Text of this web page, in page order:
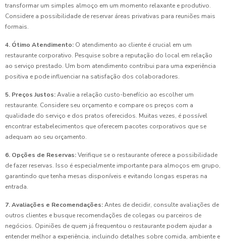
transformar um simples almoço em um momento relaxante e produtivo.
Considere a possibilidade de reservar áreas privativas para reuniões mais
formais.
4. Ótimo Atendimento: O atendimento ao cliente é crucial em um
restaurante corporativo. Pesquise sobre a reputação do local em relação
ao serviço prestado. Um bom atendimento contribui para uma experiência
positiva e pode influenciar na satisfação dos colaboradores.
5. Preços Justos:Avalie a relação custo-benefício ao escolher um
restaurante. Considere seu orçamento e compare os preços com a
qualidade do serviço e dos pratos oferecidos. Muitas vezes, é possível
encontrar estabelecimentos que oferecem pacotes corporativos que se
adequam ao seu orçamento.
6. Opções de Reservas:Verifique se o restaurante oferece a possibilidade
de fazer reservas. Isso é especialmente importante para almoços em grupo,
garantindo que tenha mesas disponíveis e evitando longas esperas na
entrada.
7. Avaliações e Recomendações:Antes de decidir, consulte avaliações de
outros clientes e busque recomendações de colegas ou parceiros de
negócios. Opiniões de quem já frequentou o restaurante podem ajudar a
entender melhor a experiência, incluindo detalhes sobre comida, ambiente e